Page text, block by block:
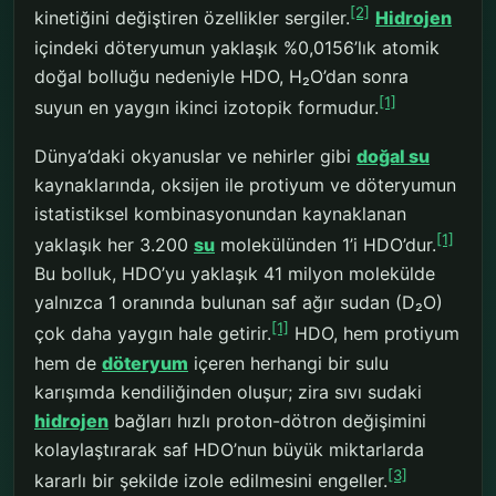
kinetiğini değiştiren özellikler sergiler.[2] Hidrojen
içindeki döteryumun yaklaşık %0,0156’lık atomik
doğal bolluğu nedeniyle HDO, H₂O’dan sonra
suyun en yaygın ikinci izotopik formudur.[1]
Dünya’daki okyanuslar ve nehirler gibi doğal su
kaynaklarında, oksijen ile protiyum ve döteryumun
istatistiksel kombinasyonundan kaynaklanan
yaklaşık her 3.200 su molekülünden 1’i HDO’dur.[1]
Bu bolluk, HDO’yu yaklaşık 41 milyon molekülde
yalnızca 1 oranında bulunan saf ağır sudan (D₂O)
çok daha yaygın hale getirir.[1] HDO, hem protiyum
hem de döteryum içeren herhangi bir sulu
karışımda kendiliğinden oluşur; zira sıvı sudaki
hidrojen bağları hızlı proton-dötron değişimini
kolaylaştırarak saf HDO’nun büyük miktarlarda
kararlı bir şekilde izole edilmesini engeller.[3]